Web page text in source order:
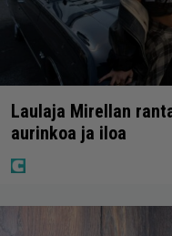
Laulaja Mirellan
aurinkoa ja iloa